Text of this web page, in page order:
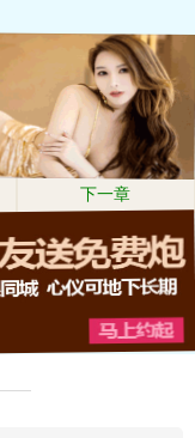
下一章